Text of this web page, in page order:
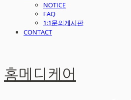
NOTICE
FAQ
1:1문의게시판
CONTACT
홈메디케어